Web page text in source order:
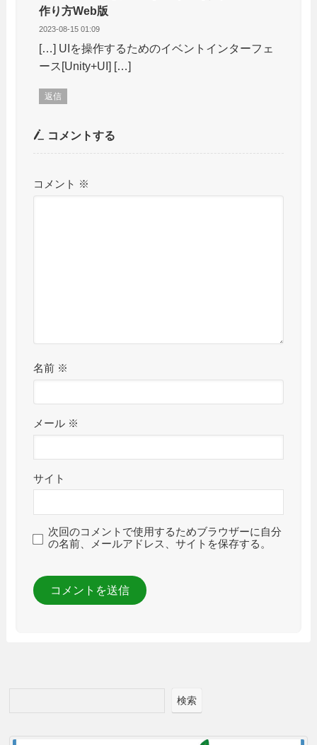
作り方Web版
2023-08-15 01:09
[…] UIを操作するためのイベントインターフェ
ース[Unity+UI] […]
返信
コメントする
コメント ※
名前 ※
メール ※
サイト
次回のコメントで使用するためブラウザーに自分
の名前、メールアドレス、サイトを保存する。
検索